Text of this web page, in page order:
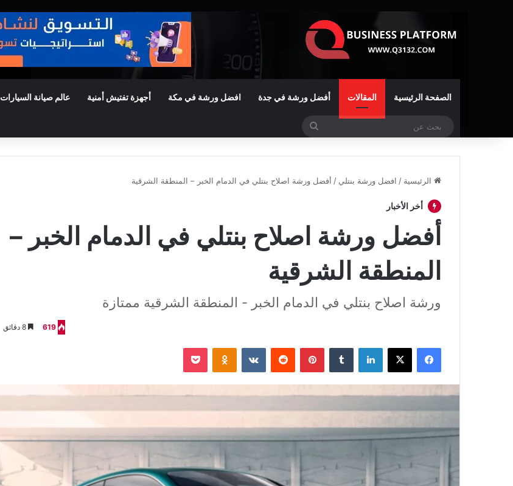
الصفحة الرئيسية المقالات أفضل ورشة في جدة افضل ورشة في مكة أجهزة تفتيش أمنية عالم صيانة السيارات
الرئيسية / افضل ورشة بنتلي / أفضل ورشة اصلاح بنتلي في الدمام الخبر – المنطقة الشرقية
أخر الأخبار
أفضل ورشة اصلاح بنتلي في الدمام الخبر –
المنطقة الشرقية
ورشة اصلاح بنتلي في الدمام الخبر - المنطقة الشرقية ممتازة
619
فيسبوك لينكدإن بينتيريست